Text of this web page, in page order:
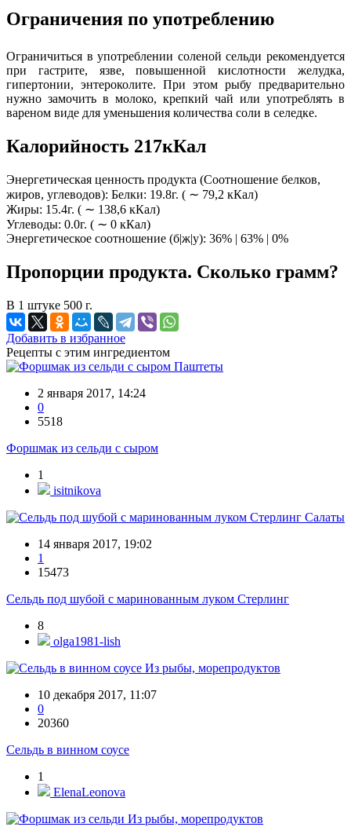
Ограничения по употреблению
Ограничиться в употреблении соленой сельди рекомендуется
при гастрите, язве, повышенной кислотности желудка,
гипертонии, энтероколите. При этом рыбу предварительно
нужно замочить в молоко, крепкий чай или употреблять в
вареном виде для уменьшения количества соли в селедке.
Калорийность 217кКал
Энергетическая ценность продукта (Соотношение белков,
жиров, углеводов): Белки: 19.8г. ( ∼ 79,2 кКал)
Жиры: 15.4г. ( ∼ 138,6 кКал)
Углеводы: 0.0г. ( ∼ 0 кКал)
Энергетическое соотношение (б|ж|у): 36% | 63% | 0%
Пропорции продукта. Сколько грамм?
В 1 штуке 500 г.
Добавить в избранное
Рецепты с этим ингредиентом
Паштеты
2 января 2017, 14:24
0
5518
Форшмак из сельди с сыром
1
isitnikova
Салаты
14 января 2017, 19:02
1
15473
Сельдь под шубой с маринованным луком Стерлинг
8
olga1981-lish
Из рыбы, морепродуктов
10 декабря 2017, 11:07
0
20360
Сельдь в винном соусе
1
ElenaLeonova
Из рыбы, морепродуктов